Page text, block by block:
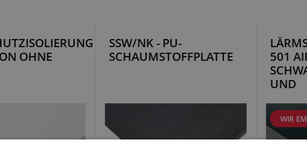
OHNE
SSW/NK - PU-
SCHAUMSTOFFPLATTE
501
UND
WIR